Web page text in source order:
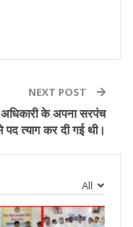
NEXT POST
के अपना सरपंच
पद त्याग कर दी गई थी।
All